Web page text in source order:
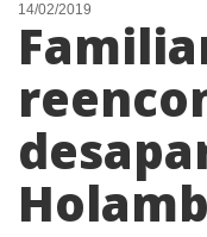
NOTÍCIAS
LISTA DIGITAL
TELEFONES ÚTEIS
ANUNCIE
14/02/2019